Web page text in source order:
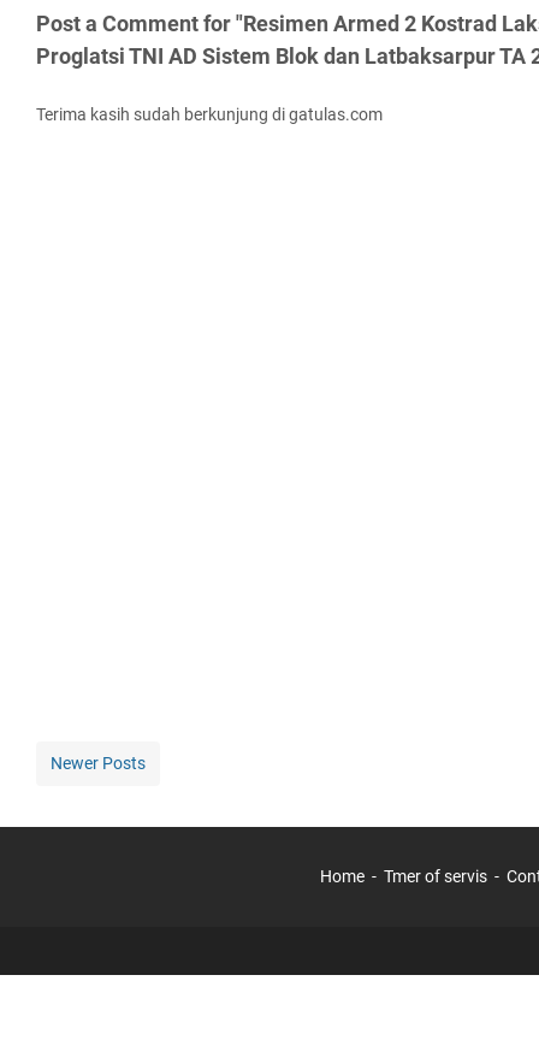
Post a Comment for "Resimen Armed 2 Kostrad
Proglatsi TNI AD Sistem Blok dan Latbaksarpur TA
Terima kasih sudah berkunjung di gatulas.com
Newer Posts
Home Tmer of servis